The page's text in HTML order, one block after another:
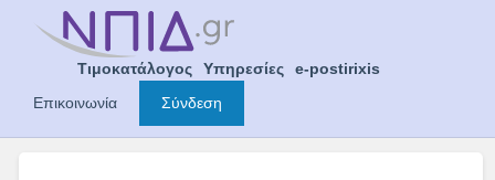
Τιμοκατάλογος Υπηρεσίες
e-postirixis
Επικοινωνία
Σύνδεση